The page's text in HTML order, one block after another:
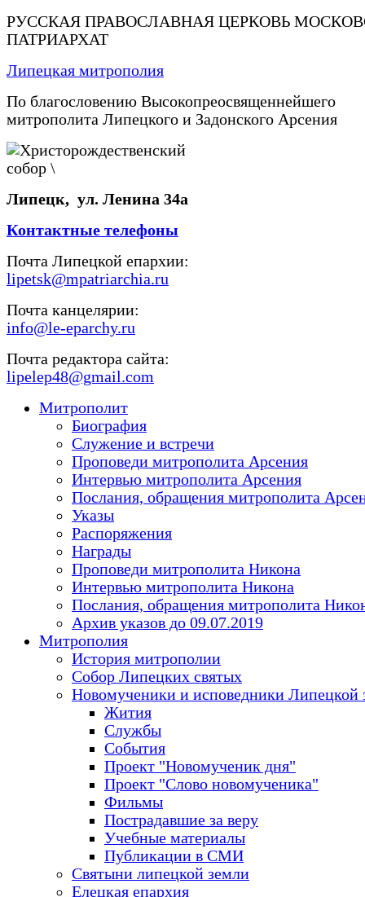
РУССКАЯ ПРАВОСЛАВНАЯ ЦЕРКОВЬ
ПАТРИАРХАТ
Липецкая митрополия
По благословению Высокопреосвященнейшего
митрополита Липецкого и Задонского Арсения
Липецк, ул. Ленина 34а
Контактные телефоны
Почта Липецкой епархии:
lipetsk@mpatriarchia.ru
Почта канцелярии:
info@le-eparchy.ru
Почта редактора сайта:
lipelep48@gmail.com
Митрополит
Биография
Служение и встречи
Проповеди митрополита Арсения
Интервью митрополита Арсения
Послания, обращения митрополита
Указы
Распоряжения
Награды
Проповеди митрополита Никона
Интервью митрополита Никона
Послания, обращения митрополита
Архив указов до 09.07.2019
Митрополия
История митрополии
Собор Липецких святых
Новомученики и исповедники Липецкой
Жития
Службы
События
Проект "Новомученик дня"
Проект "Слово новомученика"
Фильмы
Пострадавшие за веру
Учебные материалы
Публикации в СМИ
Святыни липецкой земли
Елецкая епархия